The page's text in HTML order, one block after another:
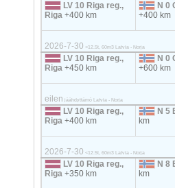
LV 10 Riga reg.,
Riga+400 km
N 0
+400 km
2026-7-30 <12.5t, 60m3 Latvia - Norja
LV 10 Riga reg.,
Riga+450 km
N 0
+600 km
eilen jäähdyttämö Latvia - Norja
LV 10 Riga reg.,
Riga+400 km
N 5
km
2026-7-30 <12.5t, 60m3 Latvia - Norja
LV 10 Riga reg.,
Riga+350 km
N 8
km